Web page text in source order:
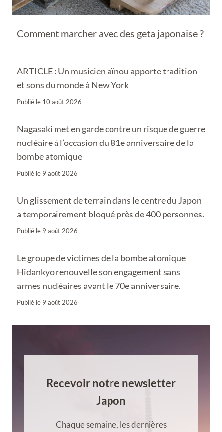
Comment marcher avec des geta japonaise ?
ARTICLE : Un musicien aïnou apporte tradition
et sons du monde à New York
Publié le 10 août 2026
Nagasaki met en garde contre un risque de guerre
nucléaire à l’occasion du 81e anniversaire de la
bombe atomique
Publié le 9 août 2026
Un glissement de terrain dans le centre du Japon
a temporairement bloqué près de 400 personnes.
Publié le 9 août 2026
Le groupe de victimes de la bombe atomique
Hidankyo renouvelle son engagement sans
armes nucléaires avant le 70e anniversaire.
Publié le 9 août 2026
Recevoir notre newsletter
Japon
Chaque semaine, les dernières